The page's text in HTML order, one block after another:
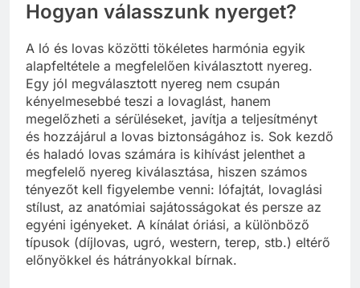
Hogyan válasszunk nyerget?
A ló és lovas közötti tökéletes harmónia egyik
alapfeltétele a megfelelően kiválasztott nyereg.
Egy jól megválasztott nyereg nem csupán
kényelmesebbé teszi a lovaglást, hanem
megelőzheti a sérüléseket, javítja a teljesítményt
és hozzájárul a lovas biztonságához is. Sok kezdő
és haladó lovas számára is kihívást jelenthet a
megfelelő nyereg kiválasztása, hiszen számos
tényezőt kell figyelembe venni: lófajtát, lovaglási
stílust, az anatómiai sajátosságokat és persze az
egyéni igényeket. A kínálat óriási, a különböző
típusok (díjlovas, ugró, western, terep, stb.) eltérő
előnyökkel és hátrányokkal bírnak.